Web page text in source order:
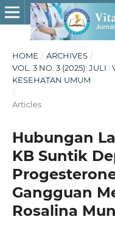
HOME / ARCHIVES /
VOL. 3 NO. 3 (2025): JULI
KESEHATAN UMUM
/
Articles
Hubungan
KB Suntik
Gangguan
Rosalina